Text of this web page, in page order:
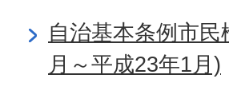
自治基本条例市
月～平成23年1月)